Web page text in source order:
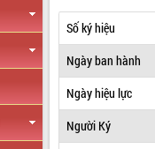
Số ký hiệu
Ngày ban hành
Ngày hiệu lực
Người Ký